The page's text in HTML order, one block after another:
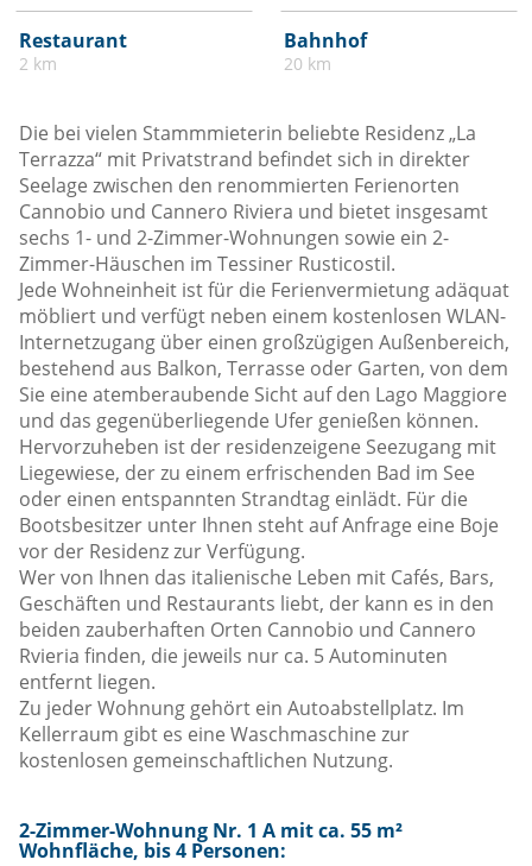
Restaurant
2 km
Bahnhof
20 km
Die bei vielen Stammmieterin beliebte Residenz „La
Terrazza“ mit Privatstrand befindet sich in direkter
Seelage zwischen den renommierten Ferienorten
Cannobio und Cannero Riviera und bietet insgesamt
sechs 1- und 2-Zimmer-Wohnungen sowie ein 2-
Zimmer-Häuschen im Tessiner Rusticostil.
Jede Wohneinheit ist für die Ferienvermietung adäquat
möbliert und verfügt neben einem kostenlosen WLAN-
Internetzugang über einen großzügigen Außenbereich,
bestehend aus Balkon, Terrasse oder Garten, von dem
Sie eine atemberaubende Sicht auf den Lago Maggiore
und das gegenüberliegende Ufer genießen können.
Hervorzuheben ist der residenzeigene Seezugang mit
Liegewiese, der zu einem erfrischenden Bad im See
oder einen entspannten Strandtag einlädt. Für die
Bootsbesitzer unter Ihnen steht auf Anfrage eine Boje
vor der Residenz zur Verfügung.
Wer von Ihnen das italienische Leben mit Cafés, Bars,
Geschäften und Restaurants liebt, der kann es in den
beiden zauberhaften Orten Cannobio und Cannero
Rvieria finden, die jeweils nur ca. 5 Autominuten
entfernt liegen.
Zu jeder Wohnung gehört ein Autoabstellplatz. Im
Kellerraum gibt es eine Waschmaschine zur
kostenlosen gemeinschaftlichen Nutzung.
2-Zimmer-Wohnung Nr. 1 A mit ca. 55 m²
Wohnfläche, bis 4 Personen: